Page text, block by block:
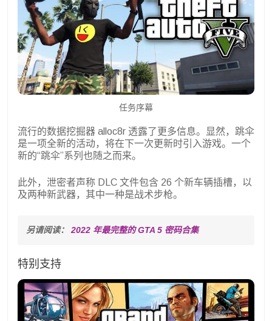
任务序幕
流行的数据挖掘器 alloc8r 透露了更多信息。显然，跳伞
是一项全新的活动，将在下一次更新时引入游戏。一个
新的“跳伞”系列也随之而来。
此外，泄密者声称 DLC 文件包含 26 个新车辆插槽，以
及两种新武器，其中一种是战术步枪。
另请阅读： 2022 年最完整的 GTA 5 密码合集
特别支持